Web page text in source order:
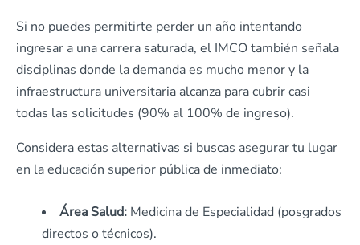
Si no puedes permitirte perder un año intentando
ingresar a una carrera saturada, el IMCO también señala
disciplinas donde la demanda es mucho menor y la
infraestructura universitaria alcanza para cubrir casi
todas las solicitudes (90% al 100% de ingreso).
Considera estas alternativas si buscas asegurar tu lugar
en la educación superior pública de inmediato:
Área Salud: Medicina de Especialidad (posgrados
directos o técnicos).